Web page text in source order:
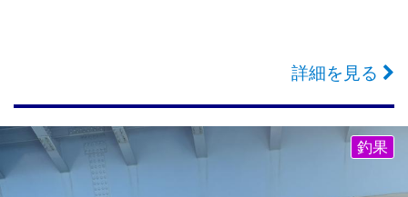
詳細を見る
釣果